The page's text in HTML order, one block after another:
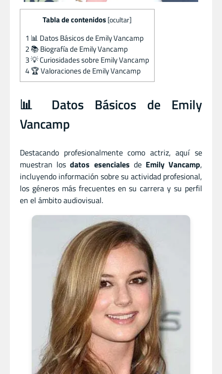
Tabla de contenidos [ocultar]
1 📊 Datos Básicos de Emily Vancamp
2📚 Biografía de Emily Vancamp
3💡 Curiosidades sobre Emily Vancamp
4🏆 Valoraciones de Emily Vancamp
📊 Datos Básicos de Emily
Vancamp
Destacando profesionalmente como actriz, aquí se
muestran losdatos esenciales de Emily Vancamp,
incluyendo información sobre su actividad profesional,
los géneros más frecuentes en su carrera y su perfil
en el ámbito audiovisual.